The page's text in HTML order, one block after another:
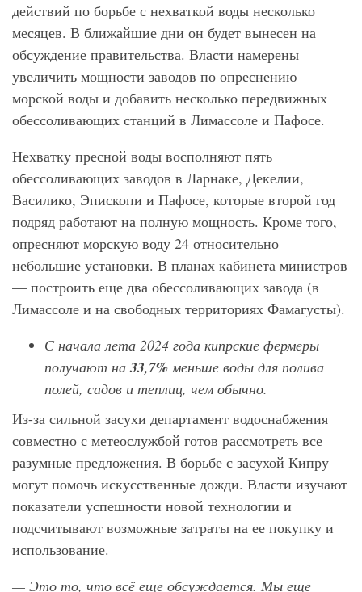
действий по борьбе с нехваткой воды несколько
месяцев. В ближайшие дни он будет вынесен на
обсуждение правительства. Власти намерены
увеличить мощности заводов по опреснению
морской воды и добавить несколько передвижных
обессоливающих станций в Лимассоле и Пафосе.
Нехватку пресной воды восполняют пять
обессоливающих заводов в Ларнаке, Декелии,
Василико, Эпископи и Пафосе, которые второй год
подряд работают на полную мощность. Кроме того,
опресняют морскую воду 24 относительно
небольшие установки. В планах кабинета министров
— построить еще два обессоливающих завода (в
Лимассоле и на свободных территориях Фамагусты).
С начала лета 2024 года кипрские фермеры
получают на33,7%меньше воды для полива
полей, садов и теплиц, чем обычно.
Из-за сильной засухи департамент водоснабжения
совместно с метеослужбой готов рассмотреть все
разумные предложения. В борьбе с засухой Кипру
могут помочь искусственные дожди. Власти изучают
показатели успешности новой технологии и
подсчитывают возможные затраты на ее покупку и
использование.
— Это то, что всё еще обсуждается. Мы еще